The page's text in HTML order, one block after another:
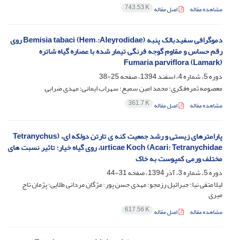
مشاهده مقاله اصل مقاله 743.53 K
دموگرافی سفیدبالک پنبه (Bemisia tabaci (Hem.:Aleyrodidae روی
رقم حساس و مقاوم گوجه فرنگی تیمار شده با عصاره گیاه شاتره
(Fumaria parviflora (Lamark
دوره 5، شماره 4، اسفند 1394، صفحه
25-38
معصومه ثمره‌فکری؛ محمد امین سمیع؛ سهراب ایمانی؛ مهدی ضرابی
مشاهده مقاله اصل مقاله 361.7 K
پارامترهای زیستی و رشد جمعیت کنه ی تارتن دولکه ای، (Tetranychus
urticae Koch (Acari: Tetranychidae، روی گیاه خیار: تاثیر نسبت های
مختلف ورمی کمپوست به خاک
دوره 5، شماره 3، آذر 1394، صفحه
31-44
لیلا متقی نیا؛ جبرائیل رزمجو؛ مهدی حسن پور؛ مژگان مردانی طلایی؛ پژمان تاج
میری
مشاهده مقاله اصل مقاله 617.56 K